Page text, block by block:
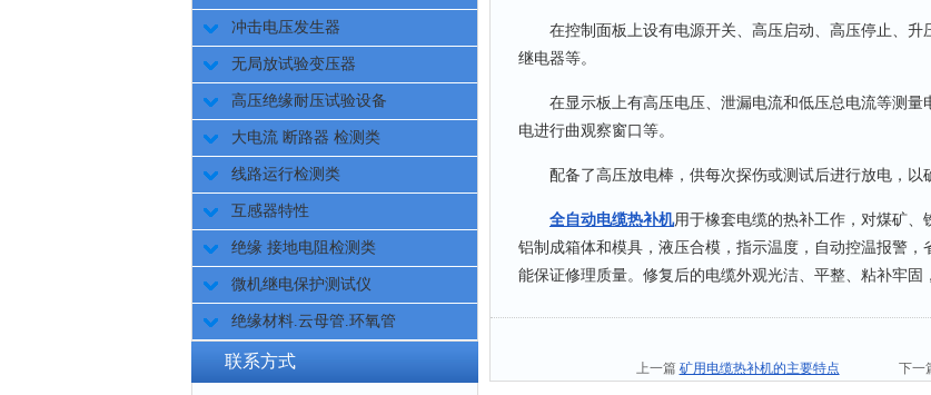
冲击电压发生器
无局放试验变压器
高压绝缘耐压试验设备
大电流 断路器 检测类
线路运行检测类
互感器特性
绝缘 接地电阻检测类
微机继电保护测试仪
绝缘材料.云母管.环氧管
联系方式
在控制面板上设有电源开关、高压启动、高压停止、升
继电器等。
在显示板上有高压电压、泄漏电流和低压总电流等测量
电进行曲观察窗口等。
配备了高压放电棒，供每次探伤或测试后进行放电，以
全自动电缆热补机用于橡套电缆的热补工作，对煤矿
铝制成箱体和模具，液压合模，指示温度，自动控温报警，
能保证修理质量。修复后的电缆外观光洁、平整、粘补牢固
上一篇 矿用电缆热补机的主要特点 下一